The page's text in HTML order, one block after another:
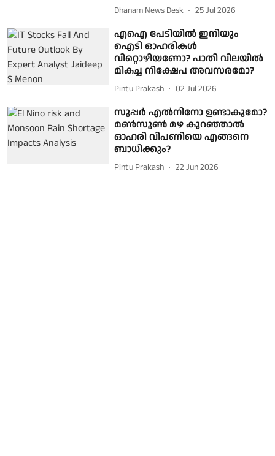
Dhanam News Desk 25 Jul 2026
എഐ പേടിയിൽ ഇനിയും
ഐടി ഓഹരികൾ
വിറ്റൊഴിയണോ? പാതി വിലയിൽ
മികച്ച നിക്ഷേപ അവസരമോ?
Pintu Prakash 02 Jul 2026
സൂപ്പർ എൽനിനോ ഉണ്ടാകുമോ?
മൺസൂൺ മഴ കുറഞ്ഞാൽ
ഓഹരി വിപണിയെ എങ്ങനെ
ബാധിക്കും?
Pintu Prakash 22 Jun 2026